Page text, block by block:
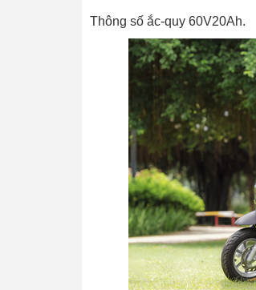
Thông số ắc-quy 60V20Ah.